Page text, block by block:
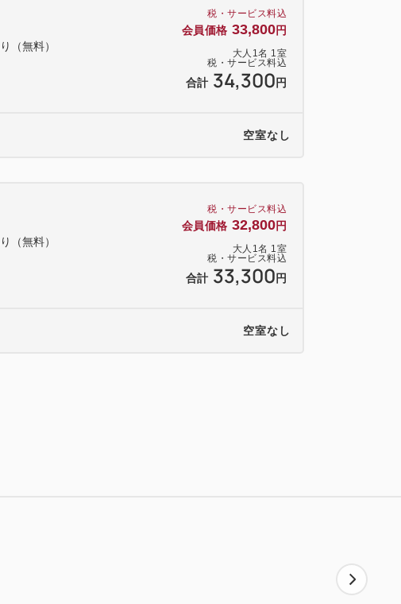
当日15：00～22：00にお部屋へお届けいた
届け時間が多少前後する場合がございま
げる ふわふわオムレツや漬けマグロ丼などご
るメニューを約50種類提供！
イダイニング「Terrace and Table」
ウェアはご持参ください）
税・サービス料込
会員価格 33,800円
大人 1名 1室
税・サービス料込
合計 34,300 円
（無料）
空室なし
税・サービス料込
会員価格 32,800円
大人 1名 1室
税・サービス料込
合計 33,300 円
（無料）
空室なし